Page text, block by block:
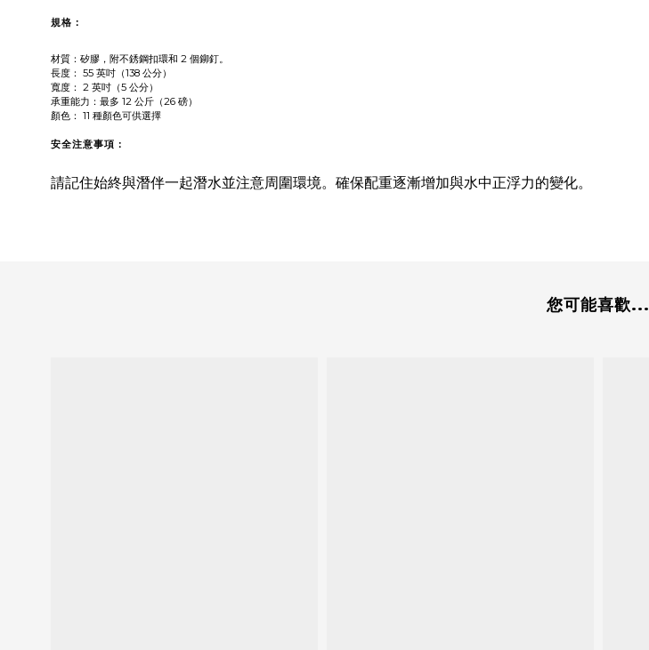
規格：
材質：矽膠，附不銹鋼扣環和 2 個鉚釘。
長度： 55 英吋（138 公分）
寬度： 2 英吋（5 公分）
承重能力： 最多 12 公斤（26 磅）
顏色： 11 種顏色可供選擇
安全注意事項：
請記住始終與潛伴一起潛水並注意周圍環境。確保配重逐漸增加與水中正浮力的變化。
您可能喜歡...